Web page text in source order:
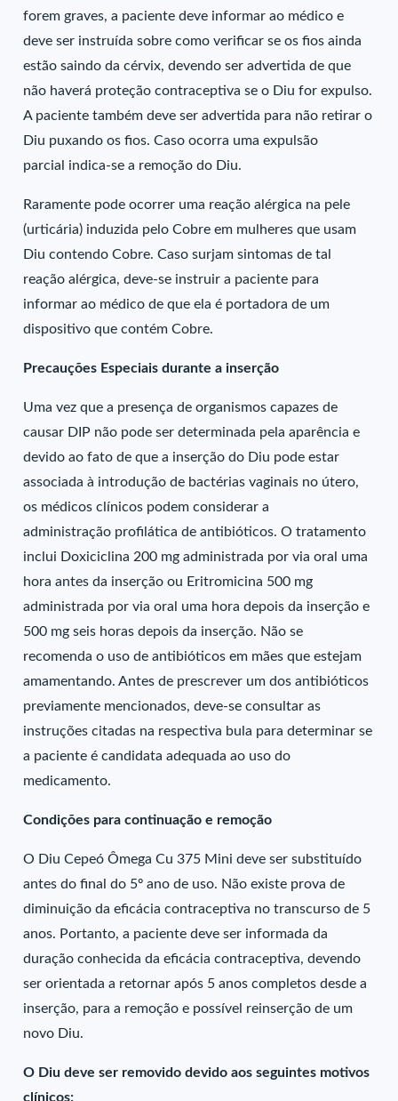
forem graves, a paciente deve informar ao médico e
deve ser instruída sobre como verificar se os fios ainda
estão saindo da cérvix, devendo ser advertida de que
não haverá proteção contraceptiva se o Diu for expulso.
A paciente também deve ser advertida para não retirar o
Diu puxando os fios. Caso ocorra uma expulsão
parcial indica-se a remoção do Diu.
Raramente pode ocorrer uma reação alérgica na pele
(urticária) induzida pelo Cobre em mulheres que usam
Diu contendo Cobre. Caso surjam sintomas de tal
reação alérgica, deve-se instruir a paciente para
informar ao médico de que ela é portadora de um
dispositivo que contém Cobre.
Precauções Especiais durante a inserção
Uma vez que a presença de organismos capazes de
causar DIP não pode ser determinada pela aparência e
devido ao fato de que a inserção do Diu pode estar
associada à introdução de bactérias vaginais no útero,
os médicos clínicos podem considerar a
administração profilática de antibióticos. O tratamento
inclui Doxiciclina 200 mg administrada por via oral uma
hora antes da inserção ou Eritromicina 500 mg
administrada por via oral uma hora depois da inserção e
500 mg seis horas depois da inserção. Não se
recomenda o uso de antibióticos em mães que estejam
amamentando. Antes de prescrever um dos antibióticos
previamente mencionados, deve-se consultar as
instruções citadas na respectiva bula para determinar se
a paciente é candidata adequada ao uso do
medicamento.
Condições para continuação e remoção
O Diu Cepeó Ômega Cu 375 Mini deve ser substituído
antes do final do 5º ano de uso. Não existe prova de
diminuição da eficácia contraceptiva no transcurso de 5
anos. Portanto, a paciente deve ser informada da
duração conhecida da eficácia contraceptiva, devendo
ser orientada a retornar após 5 anos completos desde a
inserção, para a remoção e possível reinserção de um
novo Diu.
O Diu deve ser removido devido aos seguintes motivos
clínicos: